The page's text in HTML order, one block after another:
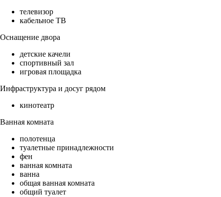
телевизор
кабельное ТВ
Оснащение двора
детские качели
спортивный зал
игровая площадка
Инфраструктура и досуг рядом
кинотеатр
Ванная комната
полотенца
туалетные принадлежности
фен
ванная комната
ванна
общая ванная комната
общий туалет